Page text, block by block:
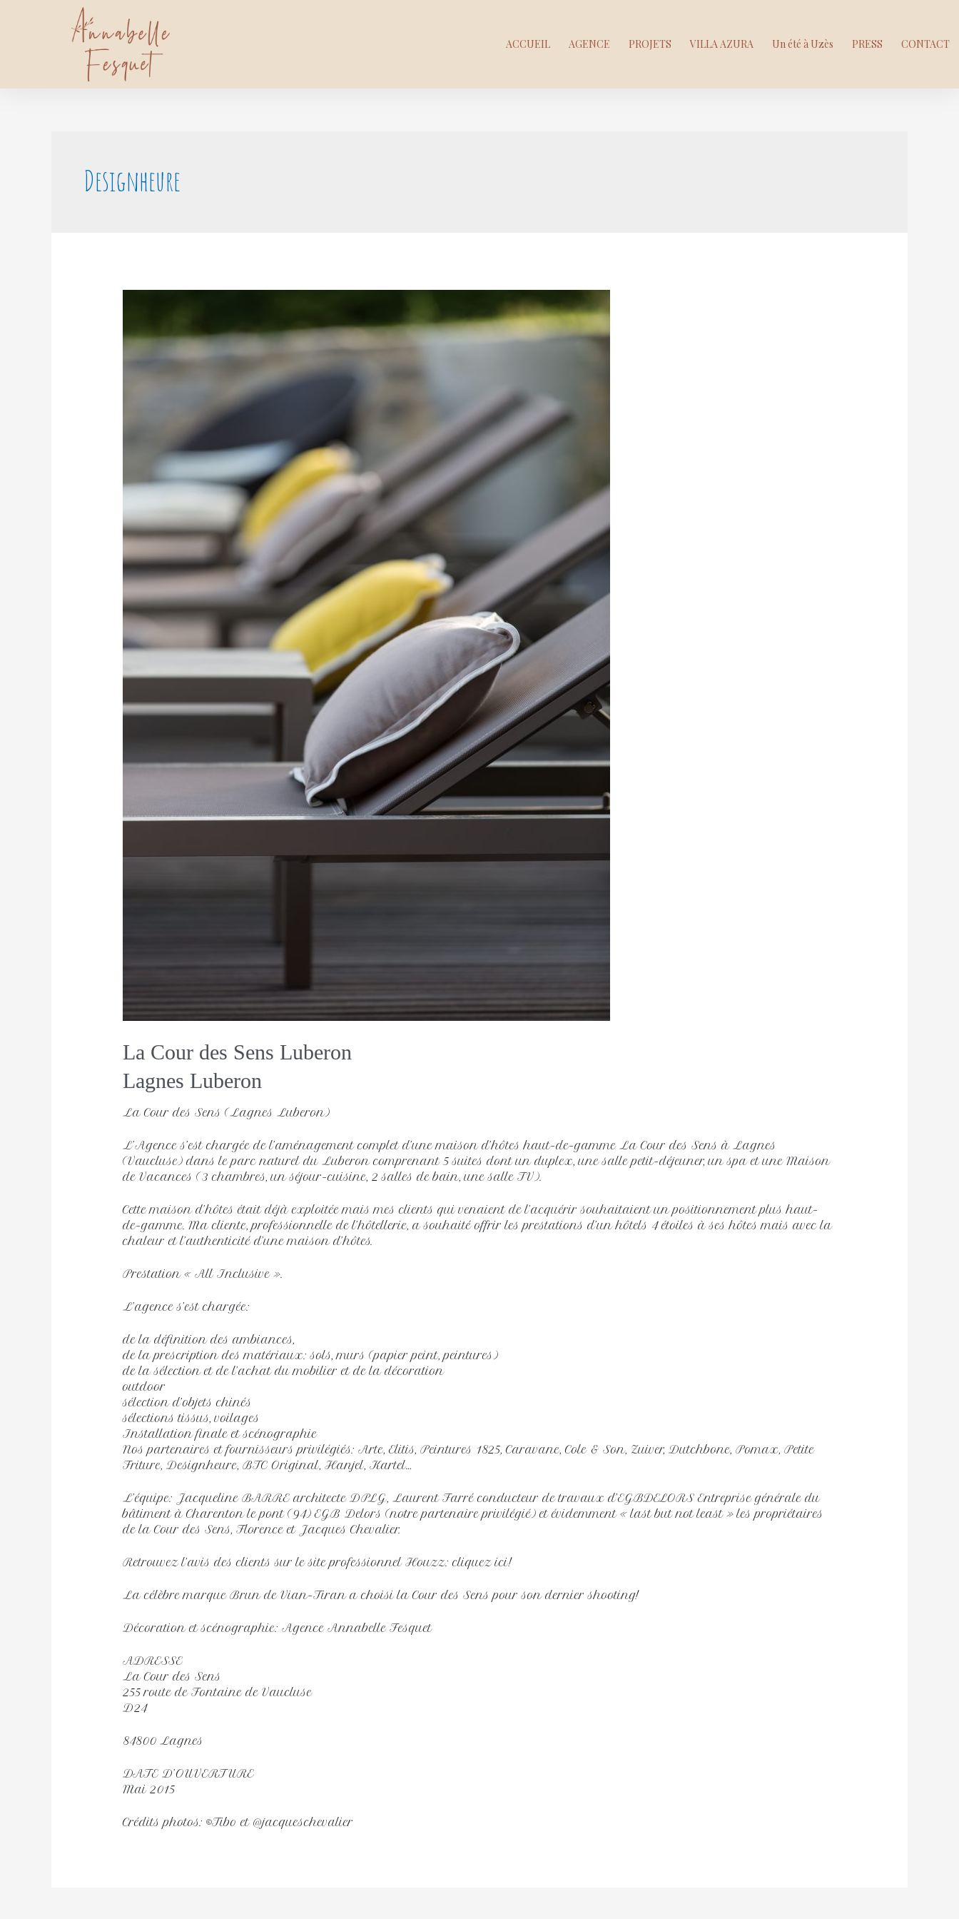
ACCUEIL AGENCE PROJETS VILLA AZURA Un été à Uzès PRESS CONTACT
Designheure
La Cour des Sens Luberon
Lagnes Luberon
La Cour des Sens (Lagnes Luberon)
L’Agence s’est chargée de l’aménagement complet d’une maison d’hôtes haut-de-gamme La Cour des Sens à Lagnes
(Vaucluse) dans le parc naturel du Luberon comprenant 5 suites dont un duplex, une salle petit-déjeuner, un spa et une Maison
de Vacances (3 chambres, un séjour-cuisine, 2 salles de bain, une salle TV).
Cette maison d’hôtes était déjà exploitée mais mes clients qui venaient de l’acquérir souhaitaient un positionnement plus haut-
de-gamme. Ma cliente, professionnelle de l’hôtellerie, a souhaité offrir les prestations d’un hôtels 4 étoiles à ses hôtes mais avec la
chaleur et l’authenticité d’une maison d’hôtes.
Prestation « All Inclusive ».
L’agence s’est chargée:
de la définition des ambiances,
de la prescription des matériaux: sols, murs (papier peint, peintures)
de la sélection et de l’achat du mobilier et de la décoration
outdoor
sélection d’objets chinés
sélections tissus, voilages
Installation finale et scénographie
Nos partenaires et fournisseurs privilégiés: Arte, Elitis, Peintures 1825, Caravane, Cole & Son, Zuiver, Dutchbone, Pomax, Petite
Friture, Designheure, BTC Original, Hanjel, Kartel…
L’équipe: Jacqueline BARRE architecte DPLG, Laurent Farré conducteur de travaux d’EGBDELORS Entreprise générale du
bâtiment à Charenton le pont (94) EGB Delors (notre partenaire privilégié) et évidemment « last but not least » les propriétaires
de la Cour des Sens, Florence et Jacques Chevalier.
Retrouvez l’avis des clients sur le site professionnel Houzz: cliquez ici!
La célèbre marque Brun de Vian-Tiran a choisi la Cour des Sens pour son dernier shooting!
Décoration et scénographie: Agence Annabelle Fesquet
ADRESSE
La Cour des Sens
255 route de Fontaine de Vaucluse
D24
84800 Lagnes
DATE D’OUVERTURE
Mai 2015
Crédits photos: ©Tibo et @jacqueschevalier